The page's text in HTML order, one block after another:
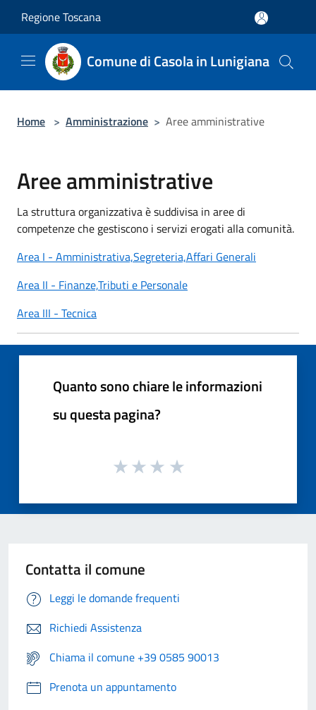
Regione Toscana
Comune di Casola in Lunigiana
Home > Amministrazione > Aree amministrative
Aree amministrative
La struttura organizzativa è suddivisa in aree di
competenze che gestiscono i servizi erogati alla comunità.
Area I - Amministrativa,Segreteria,Affari Generali
Area II - Finanze,Tributi e Personale
Area III - Tecnica
Quanto sono chiare le informazioni
su questa pagina?
Contatta il comune
Leggi le domande frequenti
Richiedi Assistenza
Chiama il comune +39 0585 90013
Prenota un appuntamento